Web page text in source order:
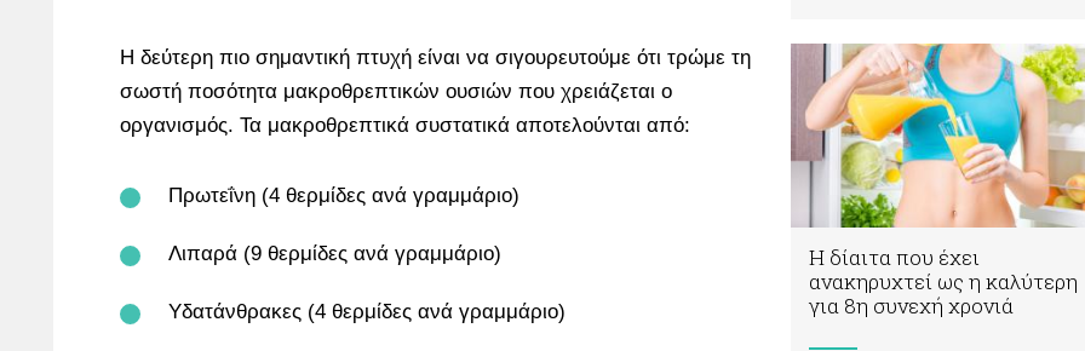
Η δεύτερη πιο σημαντική πτυχή είναι να σιγουρευτούμε ότι τρώμε τη
σωστή ποσότητα μακροθρεπτικών ουσιών που χρειάζεται ο
οργανισμός. Τα μακροθρεπτικά συστατικά αποτελούνται από:
Πρωτεΐνη (4 θερμίδες ανά γραμμάριο)
Λιπαρά (9 θερμίδες ανά γραμμάριο)
Υδατάνθρακες (4 θερμίδες ανά γραμμάριο)
Η δίαιτα που έχει
ανακηρυχτεί ως η καλύτερη
για 8η συνεχή χρονιά